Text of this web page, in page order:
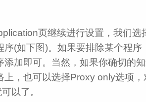
页继续进行设置，我们选
序(如下图)。如果要排除某个程
添加即可。当然，如果你确切的
上，也可以选择Proxy only选项
以了。